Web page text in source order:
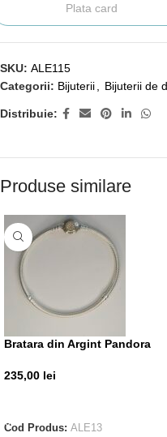
Plata card
SKU: ALE115
Categorii: Bijuterii Bijuterii de
Distribuie:
Produse similare
Bratara din Argint Pandora
235,00 lei
Cod Produs: ALE13